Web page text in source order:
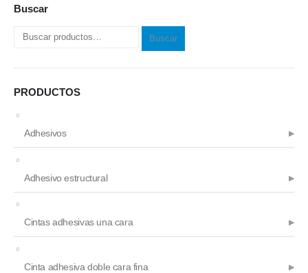
Buscar
Buscar
PRODUCTOS
Adhesivos
Adhesivo estructural
Cintas adhesivas una cara
Cinta adhesiva doble cara fina